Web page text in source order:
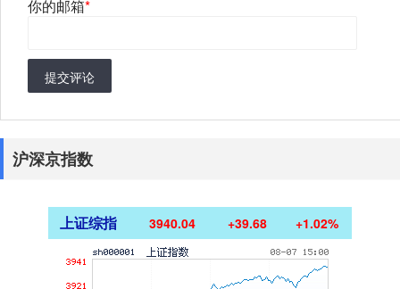
你的邮箱*
提交评论
沪深京指数
上证综指 3940.04 +39.68 +1.02%